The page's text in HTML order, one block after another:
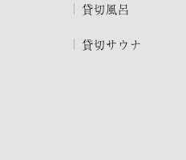
貸切風呂
貸切サウナ